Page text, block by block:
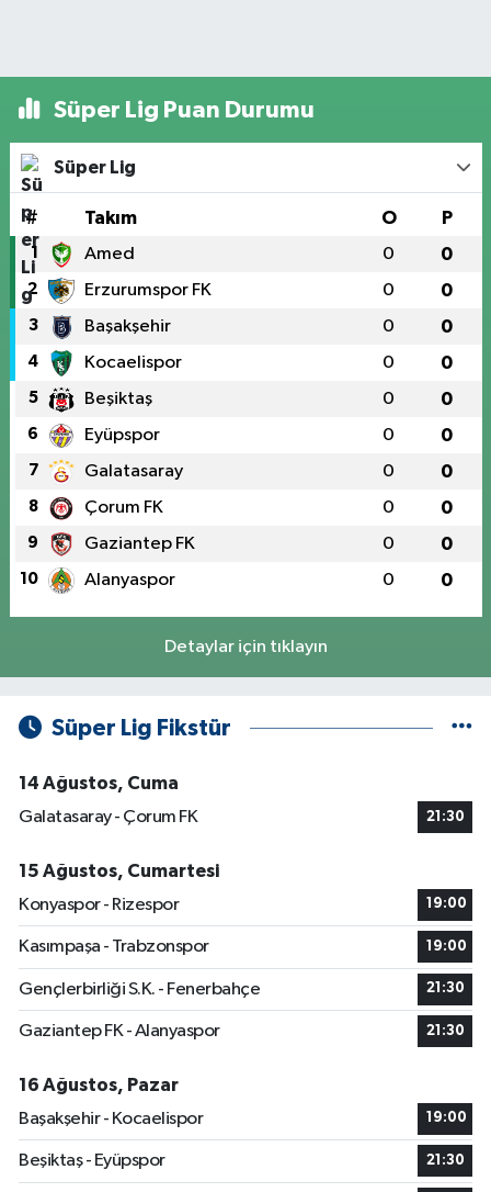
Süper Lig Puan Durumu
Süper Lig
# Takım O P
1 Amed 0 0
2 Erzurumspor FK 0 0
3 Başakşehir 0 0
4 Kocaelispor 0 0
5 Beşiktaş 0 0
6 Eyüpspor 0 0
7 Galatasaray 0 0
8 Çorum FK 0 0
9 Gaziantep FK 0 0
10 Alanyaspor 0 0
Detaylar için tıklayın
Süper Lig Fikstür
14 Ağustos, Cuma
Galatasaray - Çorum FK
21:30
15 Ağustos, Cumartesi
Konyaspor - Rizespor
19:00
Kasımpaşa - Trabzonspor 19:00
Gençlerbirliği S.K. - Fenerbahçe 21:30
Gaziantep FK - Alanyaspor 21:30
16 Ağustos, Pazar
Başakşehir - Kocaelispor
19:00
Beşiktaş - Eyüpspor 21:30